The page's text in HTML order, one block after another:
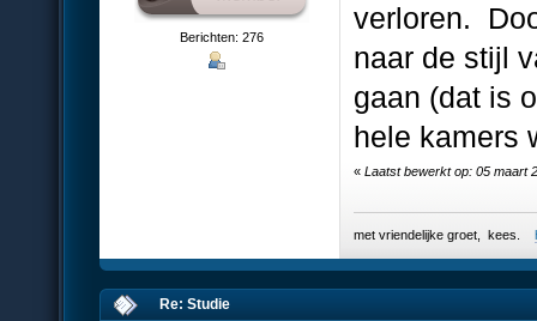
Berichten: 276
verloren.
naar de stijl
gaan (dat is
hele kamers
«Laatst bewerkt op: 05 maart
met vriendelijke groet, kees.
Re: Studie